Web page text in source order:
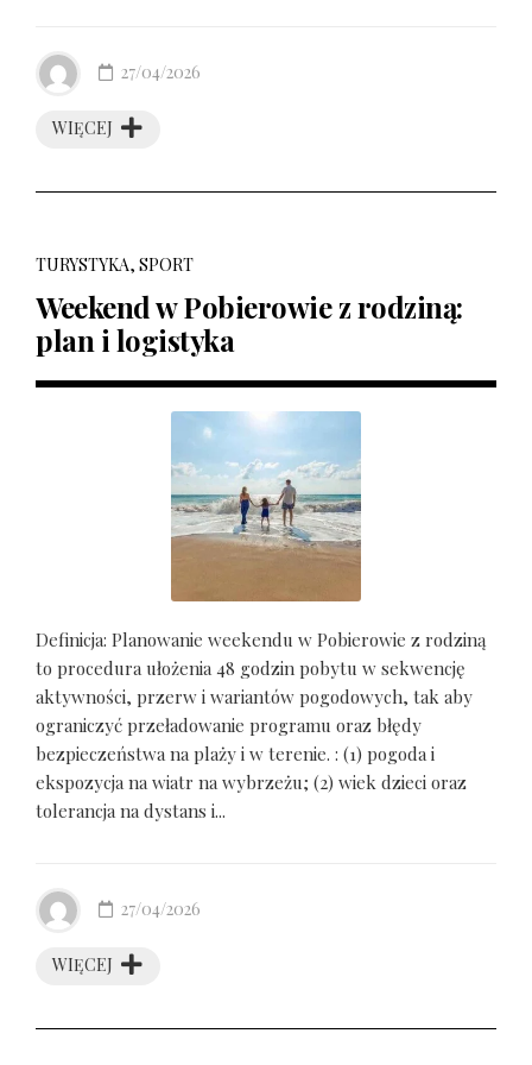
WIĘCEJ
27/04/2026
TURYSTYKA, SPORT
Weekend w Pobierowie z rodziną:
plan i logistyka
Definicja: Planowanie weekendu w Pobierowie z rodziną
to procedura ułożenia 48 godzin pobytu w sekwencję
aktywności, przerw i wariantów pogodowych, tak aby
ograniczyć przeładowanie programu oraz błędy
bezpieczeństwa na plaży i w terenie. : (1) pogoda i
ekspozycja na wiatr na wybrzeżu; (2) wiek dzieci oraz
tolerancja na dystans i...
WIĘCEJ
27/04/2026